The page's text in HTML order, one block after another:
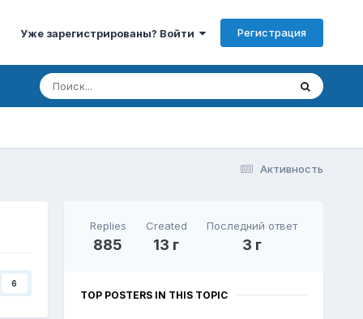
Уже зарегистрированы? Войти Регистрация
Активность
6
Replies
885
Created
13 г
Последний ответ
3 г
TOP POSTERS IN THIS TOPIC